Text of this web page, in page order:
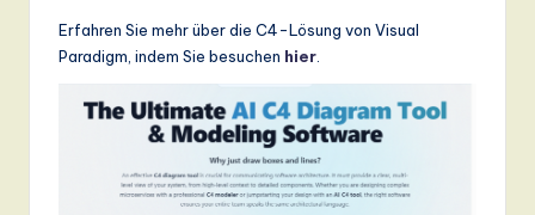
Erfahren Sie mehr über die C4-Lösung von Visual
Paradigm, indem Sie besuchen hier.